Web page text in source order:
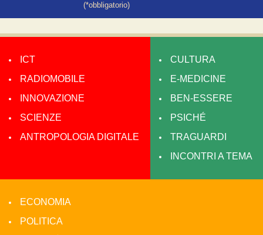
(*obbligatorio)
ICT
RADIOMOBILE
INNOVAZIONE
SCIENZE
ANTROPOLOGIA DIGITALE
CULTURA
E-MEDICINE
BEN-ESSERE
PSICHÉ
TRAGUARDI
INCONTRI A TEMA
ECONOMIA
POLITICA